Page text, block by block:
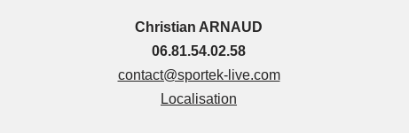
Christian ARNAUD
06.81.54.02.58
contact@sportek-live.com
Localisation